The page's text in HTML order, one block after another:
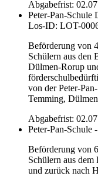
Abgabefrist:
Peter-Pan-Schule
Los-ID: LOT-
Beförderung von
Schülern aus den
Dülmen-Rorup
von der Peter-
Temming,
Abgabefrist:
Peter-Pan-Schule
Beförderung von
Schülern aus
und zurück nach